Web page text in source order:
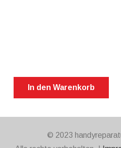
In den Warenkorb
© 2023